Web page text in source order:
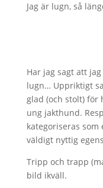
Jag är lugn, så
Har jag sagt att
lugn… Uppriktigt
glad (och stolt) för
ung jakthund.
kategoriseras
väldigt nyttig
Tripp och trapp
bild ikväll.